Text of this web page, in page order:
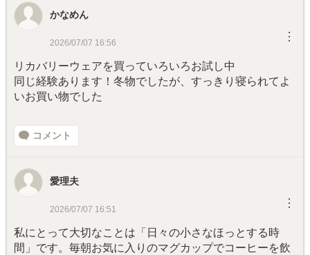
かなめん
2026/07/07 16:56 ︙
リカバリーウェアを買っていろいろお試し中
同じ経験あります！冬物でしたが、すっきり寝られてよ
いお買い物でした
コメント
愛理夫
2026/07/07 16:51 ︙
私にとって大切なことは「日々の小さなほっとする時
間」です。毎朝お気に入りのマグカップでコーヒーを飲